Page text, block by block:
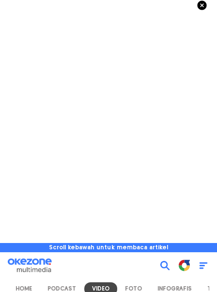
Scroll kebawah untuk membaca artikel
HOME PODCAST VIDEO FOTO INFOGRAFIS TV